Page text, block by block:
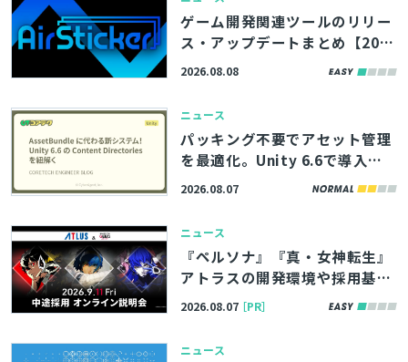
ゲーム開発関連ツールのリリー
ス・アップデートまとめ【202
6/8/8】
2026.08.08
ニュース
パッキング不要でアセット管理
を最適化。Unity 6.6で導入さ
れる「Content Directories」
2026.08.07
ニュース
『ペルソナ』『真・女神転生』
アトラスの開発環境や採用基準
などを直接聞ける！中途向け転
2026.08.07［PR］
ニュース